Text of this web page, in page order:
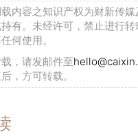
内容之知识产权为财新传
有。未经许可，禁止进行转
何使用。
，请发邮件至
，方可转载。